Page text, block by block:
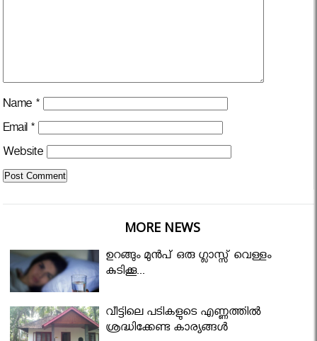
Name *
Email *
Website
MORE NEWS
ഉറങ്ങും മുന്‍പ് ഒരു ഗ്ലാസ്സ് വെള്ളം
കുടിക്കൂ...
വീട്ടിലെ പടികളുടെ എണ്ണത്തിൽ
ശ്രദ്ധിക്കേണ്ട കാര്യങ്ങൾ